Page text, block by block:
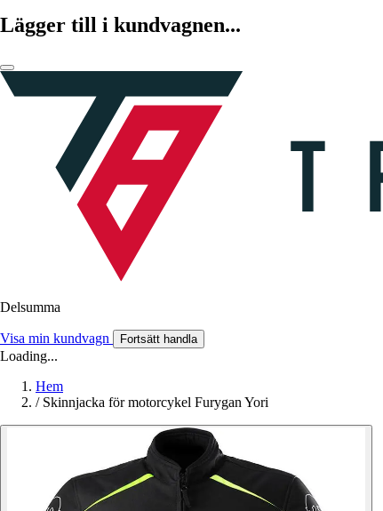
Lägger till i kundvagnen...
Delsumma
Visa min kundvagn Fortsätt handla
Loading...
Hem
/ Skinnjacka för motorcykel Furygan Yori